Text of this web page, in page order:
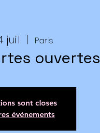
juil.
  |
Paris
ouvertes
sont closes
événements